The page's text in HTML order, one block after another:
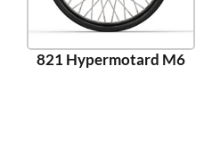
821 Hypermotard M6